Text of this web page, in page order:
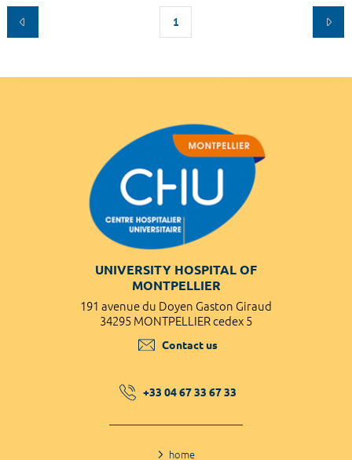
1
UNIVERSITY HOSPITAL OF
MONTPELLIER
191 avenue du Doyen Gaston Giraud
34295 MONTPELLIER cedex 5
Contact us
+33 04 67 33 67 33
home